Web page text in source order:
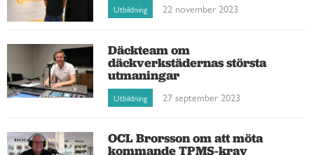
Utbildning 22 november 2023
Däckteam om
däckverkstädernas största
utmaningar
Utbildning 27 september 2023
OCL Brorsson om att möta
kommande TPMS-krav